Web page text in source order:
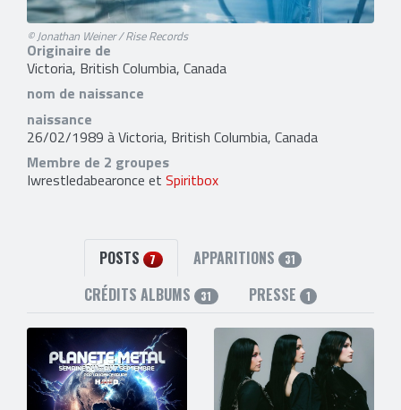
© Jonathan Weiner / Rise Records
Originaire de
Victoria, British Columbia, Canada
nom de naissance
naissance
26/02/1989 à Victoria, British Columbia, Canada
Membre de 2 groupes
Iwrestledabearonce et Spiritbox
POSTS 7 APPARITIONS 31
CRÉDITS ALBUMS 31 PRESSE 1